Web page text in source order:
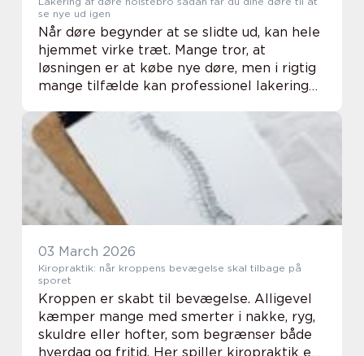
se nye ud igen
Når døre begynder at se slidte ud, kan hele
hjemmet virke træt. Mange tror, at
løsningen er at købe nye døre, men i rigtig
mange tilfælde kan professionel lakering
løsning. Ved lakering af døre kan du bevare
de ...
03 March 2026
Kiropraktik: når kroppens bevægelse skal tilbage på
sporet
Kroppen er skabt til bevægelse. Alligevel
kæmper mange med smerter i nakke, ryg,
skuldre eller hofter, som begrænser både
hverdag og fritid. Her spiller kiropraktik en